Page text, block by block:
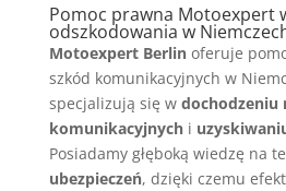
Pomoc prawna Motoexpert
odszkodowania w
Motoexpert Berlinoferuje
szkód komunikacyjnych w
specjalizują się w dochodzeniu
komunikacyjnychi
Posiadamy głęboką wiedzę na
ubezpieczeń, dzięki czemu